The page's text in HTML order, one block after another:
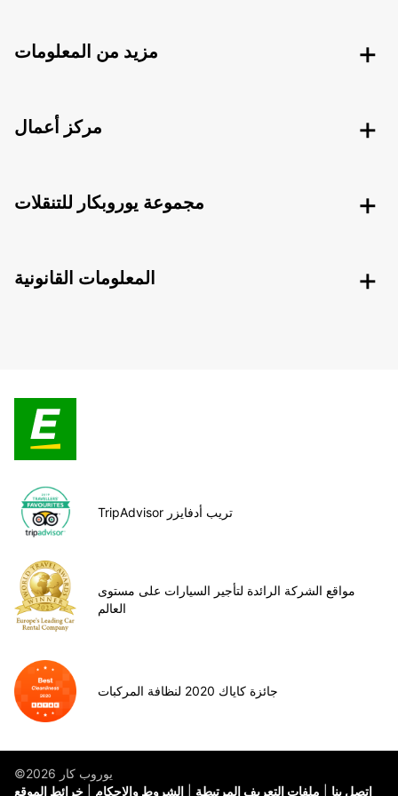
مزيد من المعلومات
مركز أعمال
مجموعة يوروبكار للتنقلات
المعلومات القانونية
TripAdvisor تريب أدفايزر
مواقع الشركة الرائدة لتأجير السيارات على مستوى
العالم
جائزة كاياك 2020 لنظافة المركبات
©يوروب كار 2026
خرائط الموقع
الشروط والاحكام ملفات التعريف المرتبطة اتصل بنا